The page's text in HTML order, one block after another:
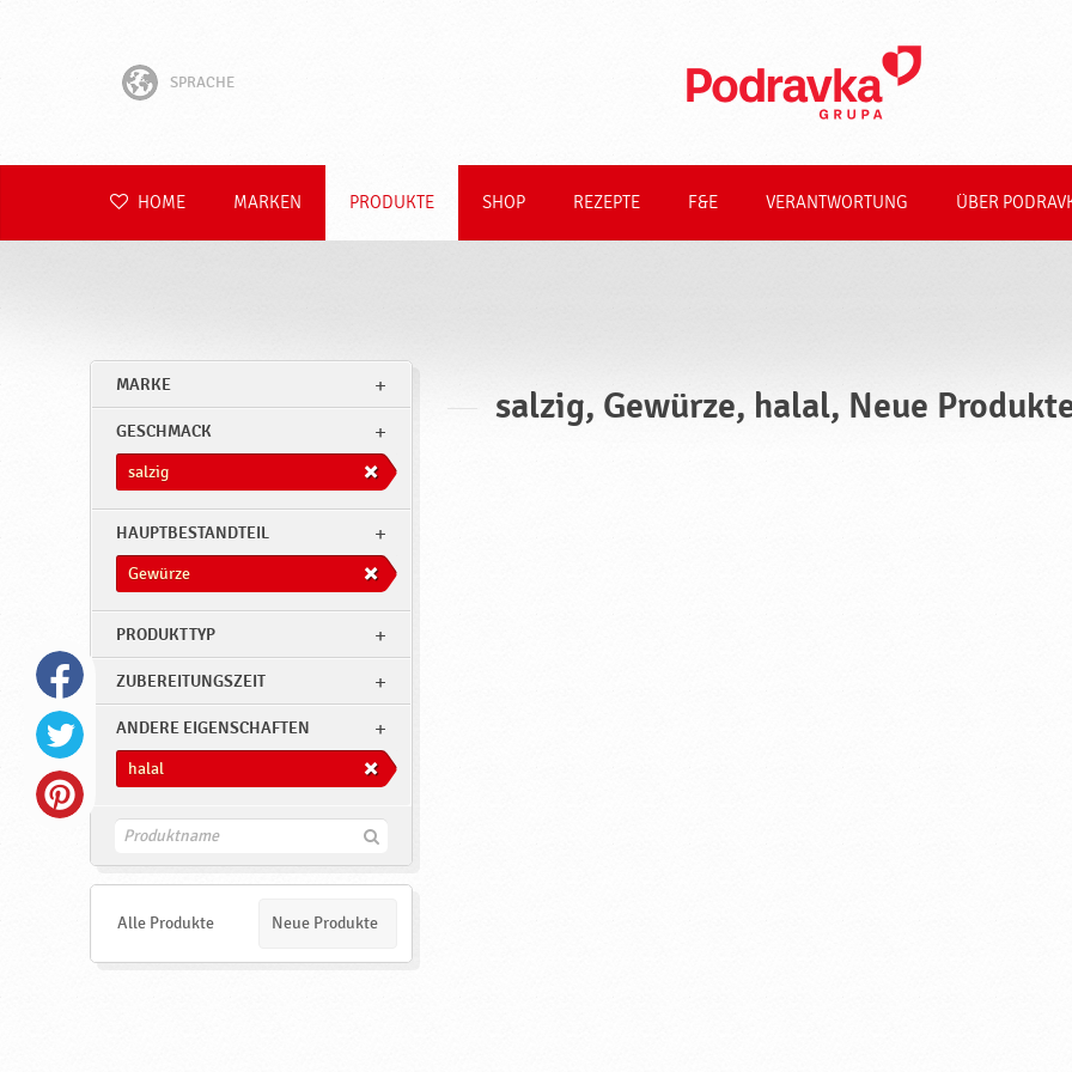
SPRACHE
Hrvatski
Polski
Română
HOME MARKEN PRODUKTE SHOP REZEPTE F&E VERANTWORTUNG ÜBER
MARKE
GESCHMACK
salzig
HAUPTBESTANDTEIL
Gewürze
PRODUKTTYP
ZUBEREITUNGSZEIT
ANDERE EIGENSCHAFTEN
halal
F
e
Alle Produkte Neue Produkte
salzig, Gewürze, halal, Neue